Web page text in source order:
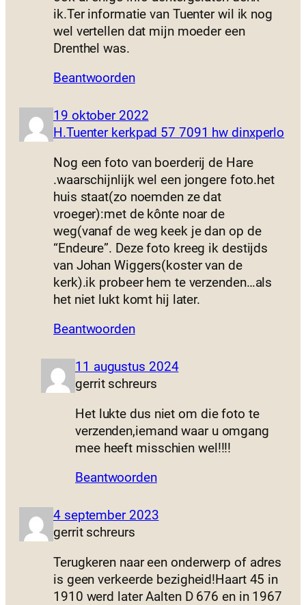
ik.Ter informatie van Tuenter wil ik nog
wel vertellen dat mijn moeder een
Drenthel was.
Beantwoorden
19 oktober 2022
H.Tuenter kerkpad 57 7091 hw dinxperlo
Nog een foto van boerderij de Hare
.waarschijnlijk wel een jongere foto.het
huis staat(zo noemden ze dat
vroeger):met de kônte noar de
weg(vanaf de weg keek je dan op de
“Endeure”. Deze foto kreeg ik destijds
van Johan Wiggers(koster van de
kerk).ik probeer hem te verzenden…als
het niet lukt komt hij later.
Beantwoorden
11 augustus 2024
gerrit schreurs
Het lukte dus niet om die foto te
verzenden,iemand waar u omgang
mee heeft misschien wel!!!!
Beantwoorden
4 september 2023
gerrit schreurs
Terugkeren naar een onderwerp of adres
is geen verkeerde bezigheid!Haart 45 in
1910 werd later Aalten D 676 en in 1967